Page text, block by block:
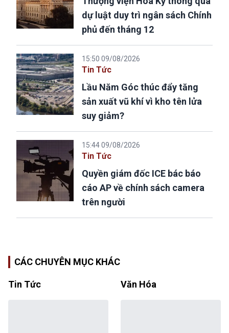
dự luật duy trì ngân sách Chính
phủ đến tháng 12
15:50 09/08/2026
Tin Tức
Lầu Năm Góc thúc đẩy tăng
sản xuất vũ khí vì kho tên lửa
suy giảm?
15:44 09/08/2026
Tin Tức
Quyền giám đốc ICE bác báo
cáo AP về chính sách camera
trên người
CÁC CHUYÊN MỤC KHÁC
Tin Tức Văn Hóa